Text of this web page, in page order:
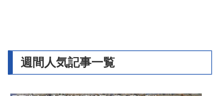
週間人気記事一覧